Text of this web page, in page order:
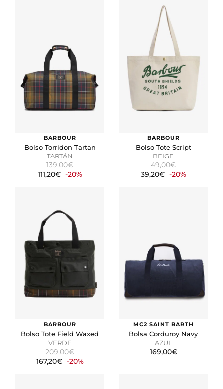
BARBOUR
Bolso Torridon Tartan
TARTÁN
139,00€
111,20€ -20%
BARBOUR
Bolso Tote Script
BEIGE
49,00€
39,20€ -20%
BARBOUR
Bolso Tote Field Waxed
VERDE
209,00€
167,20€ -20%
MC2 SAINT BARTH
Bolsa Corduroy Navy
AZUL
169,00€